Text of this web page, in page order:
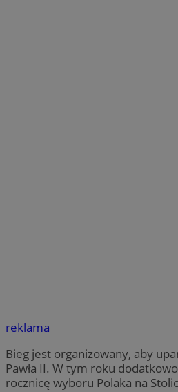
reklama
Bieg jest organizowany, aby
Pawła II. W tym roku
rocznicę wyboru Polaka na